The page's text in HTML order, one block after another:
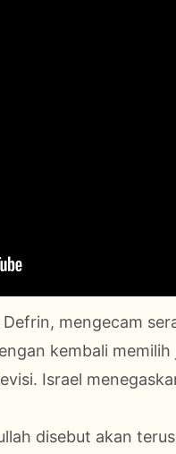
mengecam
kembali
Israel
disebut akan